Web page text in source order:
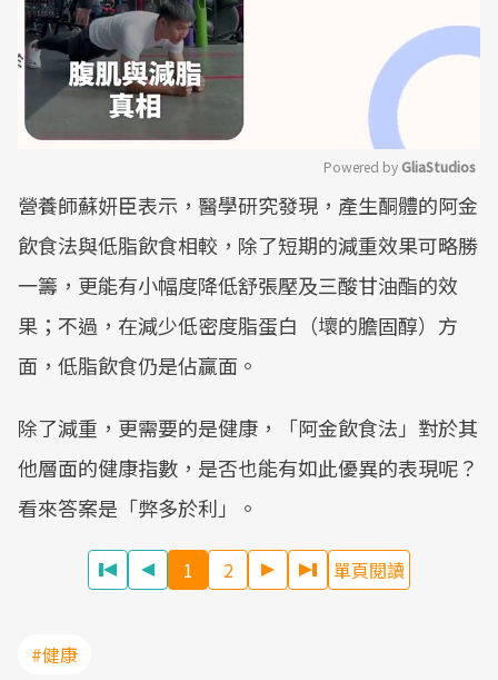
Mute
Powered by GliaStudios
營養師蘇妍臣表示，醫學研究發現，產生酮體的阿金
飲食法與低脂飲食相較，除了短期的減重效果可略勝
一籌，更能有小幅度降低舒張壓及三酸甘油酯的效
果；不過，在減少低密度脂蛋白（壞的膽固醇）方
面，低脂飲食仍是佔贏面。
除了減重，更需要的是健康，「阿金飲食法」對於其
他層面的健康指數，是否也能有如此優異的表現呢？
看來答案是「弊多於利」。
1 2 單頁閱讀
#健康